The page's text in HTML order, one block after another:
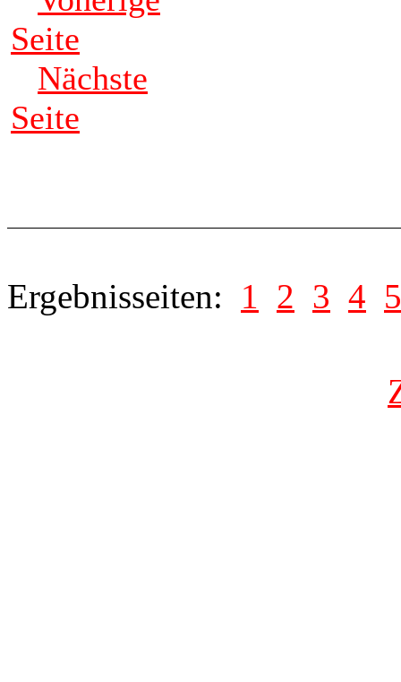
Seite
Nächste
Seite
Ergebnisseiten: 1 2 3 4 5